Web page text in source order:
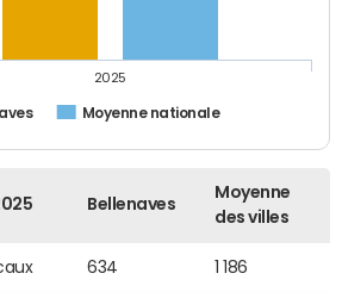
Moyenne nationale
2025
Bellenaves
Moyenne
des villes
634 1 186